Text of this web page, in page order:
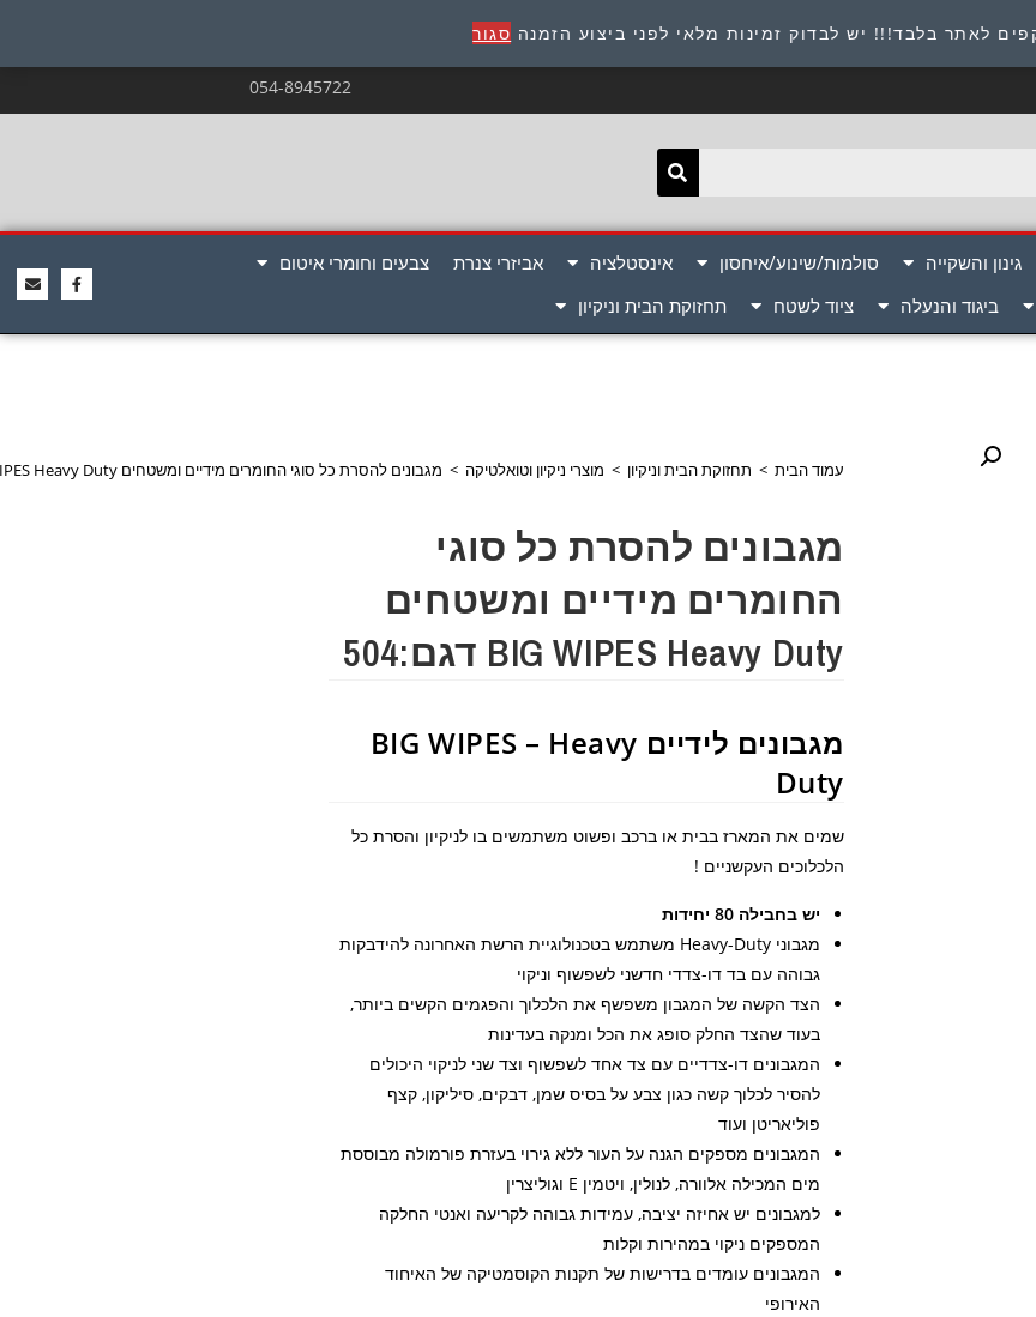
לאתר בלבד!!! יש לבדוק זמינות מלאי לפני ביצוע הזמנה סגור 9 אור יהודה שירות לקוחות 054-8945722
054-8945722
גינון והשקייה סולמות/שינוע/איחסון אינסטלציה אביזרי צנרת
צבעים וחומרי איטום
ביגוד והנעלה ציוד לשטח תחזוקת הבית וניקיון
עמוד הבית > תחזוקת הבית וניקיון > מוצרי ניקיון וטואלטיקה > מגבונים להסרת כל סוגי החומרים מידיים ומשטחים BIG WIPES Heavy Duty דגם:504
מגבונים להסרת כל סוגי
החומרים מידיים ומשטחים
BIG WIPES Heavy Duty דגם:504
מגבונים לידיים BIG WIPES – Heavy
Duty
שמים את המארז בבית או ברכב ופשוט משתמשים בו לניקיון והסרת כל
הלכלוכים העקשניים !
יש בחבילה 80 יחידות
מגבוני Heavy-Duty משתמש בטכנולוגיית הרשת האחרונה להידבקות
גבוהה עם בד דו-צדדי חדשני לשפשוף וניקוי
הצד הקשה של המגבון משפשף את הלכלוך והפגמים הקשים ביותר,
בעוד שהצד החלק סופג את הכל ומנקה בעדינות
המגבונים דו-צדדיים עם צד אחד לשפשוף וצד שני לניקוי היכולים
להסיר לכלוך קשה כגון צבע על בסיס שמן, דבקים, סיליקון, קצף
פוליאריטן ועוד
המגבונים מספקים הגנה על העור ללא גירוי בעזרת פורמולה מבוססת
מים המכילה אלוורה, לנולין, ויטמין E וגוליצרין
למגבונים יש אחיזה יציבה, עמידות גבוהה לקריעה ואנטי החלקה
המספקים ניקוי במהירות וקלות
המגבונים עומדים בדרישות של תקנות הקוסמטיקה של האיחוד
האירופי